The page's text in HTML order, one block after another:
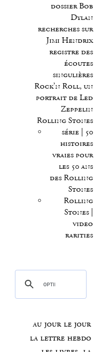
dossier Bob
Dylan
recherches sur
Jimi Hendrix
registre des
écoutes
singulières
Rock’n Roll, un
portrait de Led
Zeppelin
Rolling Stones
série | 50
histoires
vraies pour
les 50 ans
des Rolling
Stones
Rolling
Stones |
video
rarities
au jour le jour
la lettre hebdo